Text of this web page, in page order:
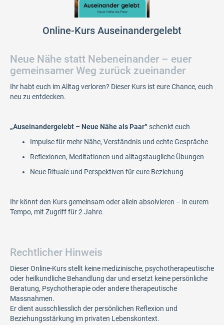
Online-Kurs Auseinandergelebt
Neue Nähe statt Nebeneinander – euer
gemeinsamer Weg zurück zueinander
Ihr habt euch im Alltag verloren? Dieser Kurs ist eure Chance, euch
neu zu entdecken.
„Auseinandergelebt – Neue Nähe als Paar“ schenkt euch
Impulse für mehr Nähe, Verständnis und echte Gespräche
Reflexionen, Meditationen und alltagstaugliche Übungen
Neue Rituale und Perspektiven für eure Beziehung
Ihr könnt den Kurs gemeinsam oder allein absolvieren – in eurem
Tempo, mit Zugriff für 2 Jahre.
Rechtlicher Hinweis
Dieser Online-Kurs stellt keine medizinische, psychotherapeutische
oder heilkundliche Behandlung dar und ersetzt keine persönliche
Beratung, Psychotherapie oder andere therapeutische
Massnahmen.
Er dient ausschliesslich der persönlichen Reflexion und
Beziehungsstärkung im privaten Lebenskontext.